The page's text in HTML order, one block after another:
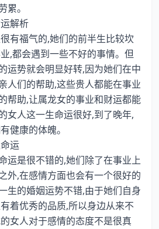
累。
解析
有福气的,她们的前半生比较坎
,都会遇到一些不好的事情。但
运势就会明显好转,因为她们在中
人们的帮助,这些贵人都能在事业
帮助,让属龙女的事业和财运都能
女人这一生命运很好,到了晚年,
健康的体魄。
运
运是很不错的,她们除了在事业上
外,在感情方面也会有一个很好的
生的婚姻运势不错,由于她们自身
着优秀的品质,所以身边从来不
女人对于感情的态度不是很真